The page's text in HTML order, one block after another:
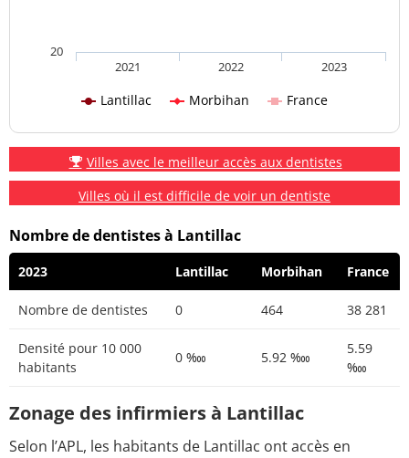
Lantillac Morbihan France
2021 2022 2023
20
Villes avec le meilleur accès aux dentistes
Villes où il est difficile de voir un dentiste
Nombre de dentistes à Lantillac
2023 Lantillac Morbihan France
Nombre de dentistes 0 464 38 281
Densité pour 10 000
habitants
0 ‱ 5.92 ‱
5.59
‱
Zonage des infirmiers à Lantillac
Selon l’APL, les habitants de Lantillac ont accès en